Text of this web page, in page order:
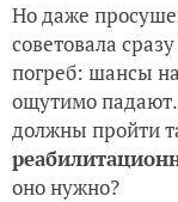
Но даже
советовала
погреб: шансы
ощутимо
должны пройти
оно нужно?